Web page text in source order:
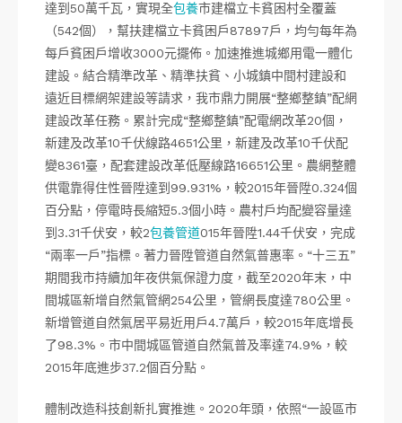
達到50萬千瓦，實現全包養市建檔立卡貧困村全覆蓋
（542個），幫扶建檔立卡貧困戶87897戶，均勻每年為
每戶貧困戶增收3000元擺佈。加速推進城鄉用電一體化
建設。結合精準改革、精準扶貧、小城鎮中間村建設和
遠近目標網架建設等請求，我市鼎力開展“整鄉整鎮”配網
建設改革任務。累計完成“整鄉整鎮”配電網改革20個，
新建及改革10千伏線路4651公里，新建及改革10千伏配
變8361臺，配套建設改革低壓線路16651公里。農網整體
供電靠得住性晉陞達到99.931%，較2015年晉陞0.324個
百分點，停電時長縮短5.3個小時。農村戶均配變容量達
到3.31千伏安，較2包養管道015年晉陞1.44千伏安，完成
“兩率一戶”指標。著力晉陞管道自然氣普惠率。“十三五”
期間我市持續加年夜供氣保證力度，截至2020年末，中
間城區新增自然氣管網254公里，管網長度達780公里。
新增管道自然氣居平易近用戶4.7萬戶，較2015年底增長
了98.3%。市中間城區管道自然氣普及率達74.9%，較
2015年底進步37.2個百分點。
體制改造科技創新扎實推進。2020年頭，依照“一設區市